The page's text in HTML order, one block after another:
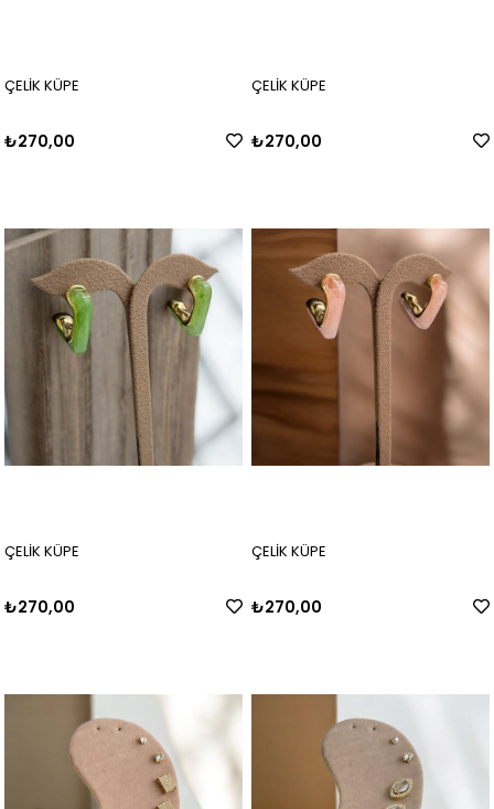
ÇELİK KÜPE
₺270,00
ÇELİK KÜPE
₺270,00
ÇELİK KÜPE
₺270,00
ÇELİK KÜPE
₺270,00